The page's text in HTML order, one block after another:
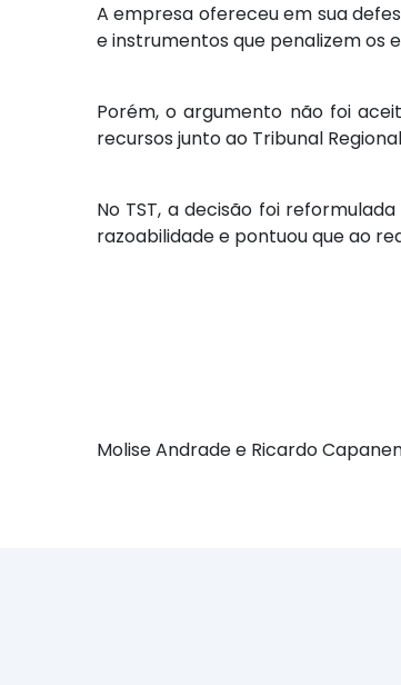
A empresa ofereceu em sua
e instrumentos que penalizem os
Porém, o argumento não foi
recursos junto ao Tribunal
No TST, a decisão foi
razoabilidade e pontuou que ao
Molise Andrade e Ricardo